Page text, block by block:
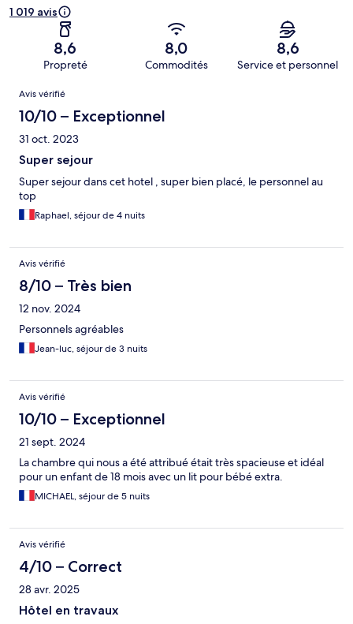
1 019 avis
8,6
Propreté
8,0
Commodités
8,6
Service et personnel
Avis
Avis vérifié
10/10 – Exceptionnel
31 oct. 2023
Super sejour
Super sejour dans cet hotel , super bien placé, le personnel au
top
Raphael, séjour de 4 nuits
Avis vérifié
8/10 – Très bien
12 nov. 2024
Personnels agréables
Jean-luc, séjour de 3 nuits
Avis vérifié
10/10 – Exceptionnel
21 sept. 2024
La chambre qui nous a été attribué était très spacieuse et idéal
pour un enfant de 18 mois avec un lit pour bébé extra.
MICHAEL, séjour de 5 nuits
Avis vérifié
4/10 – Correct
28 avr. 2025
Hôtel en travaux